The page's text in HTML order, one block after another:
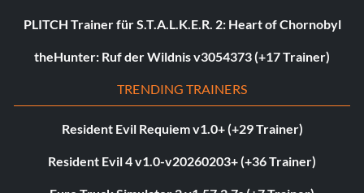
PLITCH Trainer für S.T.A.L.K.E.R. 2: Heart of Chornobyl
theHunter: Ruf der Wildnis v3054373 (+17 Trainer)
TRENDING TRAINERS
Resident Evil Requiem v1.0+ (+29 Trainer)
Resident Evil 4 v1.0-v20260203+ (+36 Trainer)